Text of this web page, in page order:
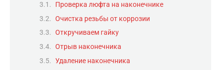
Проверка люфта на наконечнике
Очистка резьбы от коррозии
Откручиваем гайку
Отрыв наконечника
Удаление наконечника